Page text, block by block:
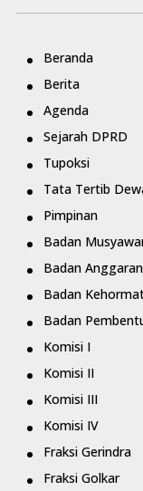
Beranda
Berita
Agenda
Sejarah DPRD
Tupoksi
Tata Tertib
Pimpinan
Badan
Badan Anggaran
Badan
Badan
Komisi I
Komisi II
Komisi III
Komisi IV
Fraksi Gerindra
Fraksi Golkar